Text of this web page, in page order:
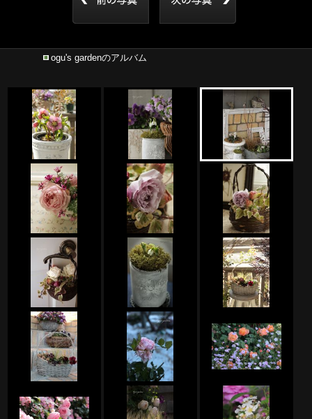
ogu's gardenのアルバム